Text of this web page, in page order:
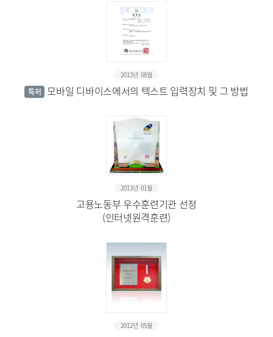
2013년 08월
특허 모바일 디바이스에서의 텍스트 입력장치 및 그 방법
2013년 01월
고용노동부 우수훈련기관 선정
(인터넷원격훈련)
2012년 05월